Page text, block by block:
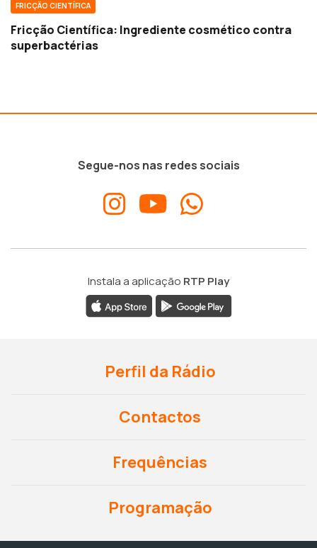
FRICÇÃO CIENTÍFICA
Fricção Científica: Ingrediente cosmético contra
superbactérias
Segue-nos nas redes sociais
Instala a aplicação RTP Play
Perfil da Rádio
Contactos
Frequências
Programação